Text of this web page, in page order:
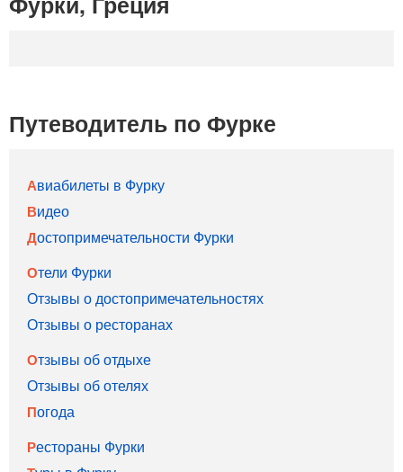
Путеводитель по Фурке
Авиабилеты в Фурку
Видео
Достопримечательности Фурки
Отели Фурки
Отзывы о достопримечательностях
Отзывы о ресторанах
Отзывы об отдыхе
Отзывы об отелях
Погода
Рестораны Фурки